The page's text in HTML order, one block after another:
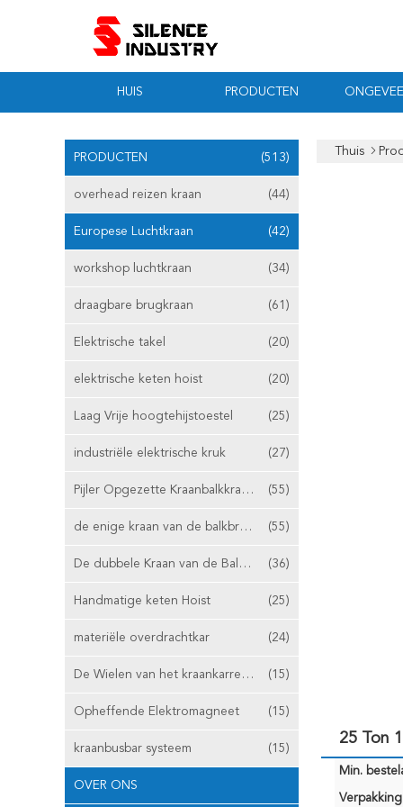
HUIS PRODUCTEN
PRODUCTEN (513)
overhead reizen kraan (44)
Europese Luchtkraan (42)
workshop luchtkraan (34)
draagbare brugkraan (61)
Elektrische takel (20)
elektrische keten hoist (20)
Laag Vrije hoogtehijstoestel (25)
industriële elektrische kruk (27)
Pijler Opgezette Kraanbalkkraan (55)
de enige kraan van de balkbrug (55)
De dubbele Kraan van de Balkbrug (36)
Handmatige keten Hoist (25)
materiële overdrachtkar (24)
De Wielen van het kraankarretje (15)
Opheffende Elektromagneet (15)
kraanbusbar systeem (15)
OVER ONS
Thuis
25 Ton
Min.